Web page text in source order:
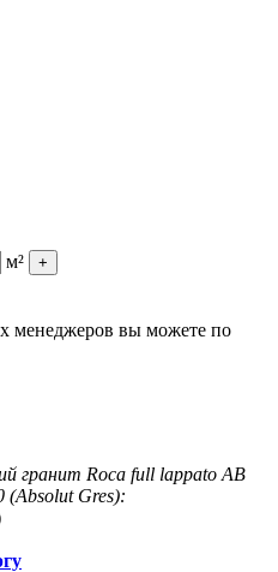
м²
+
менеджеров вы можете по
гранит Roca full lappato AB
(Absolut Gres):